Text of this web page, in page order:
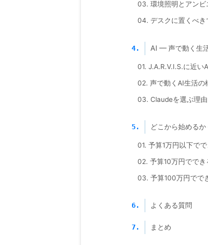
03. 環境照明とアンビ
04. デスクに置くべき
4. AI — 声で動く生
01. J.A.R.V.I.S.に近い
02. 声で動くAI生活の
03. Claudeを選ぶ理由
5. どこから始める
01. 予算1万円以下で
02. 予算10万円ででき
03. 予算100万円でで
6. よくある質問
7. まとめ